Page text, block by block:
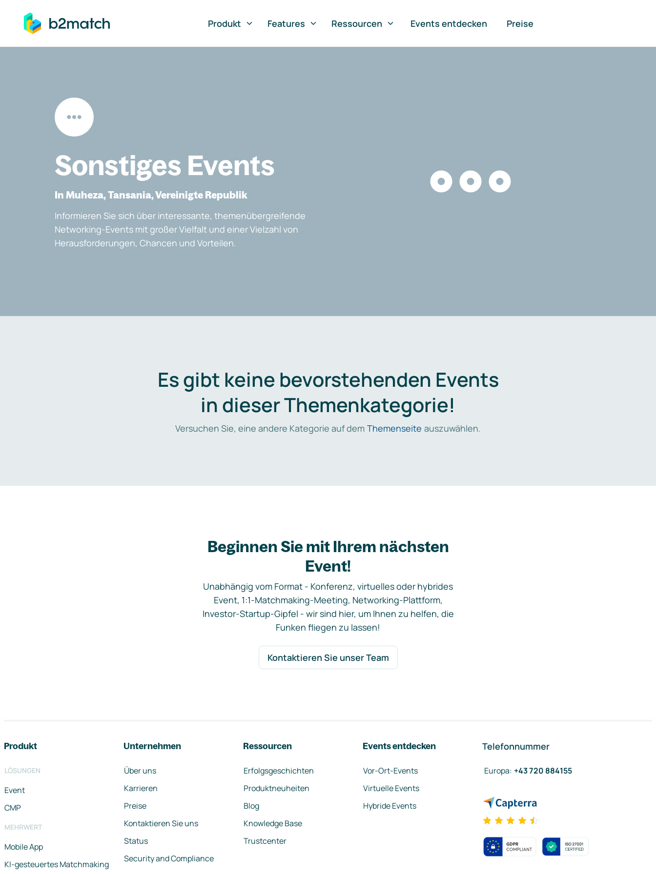
springen
Produkt
Features Ressourcen Events entdecken Preise
Sonstiges Events
In Muheza, Tansania, Vereinigte Republik
Informieren Sie sich über interessante, themenübergreifende
Networking-Events mit großer Vielfalt und einer Vielzahl von
Herausforderungen, Chancen und Vorteilen.
Es gibt keine bevorstehenden Events
in dieser Themenkategorie!
Versuchen Sie, eine andere Kategorie auf dem Themenseite auszuwählen.
Beginnen Sie mit Ihrem nächsten
Event!
Unabhängig vom Format - Konferenz, virtuelles oder hybrides
Event, 1:1-Matchmaking-Meeting, Networking-Plattform,
Investor-Startup-Gipfel - wir sind hier, um Ihnen zu helfen, die
Funken fliegen zu lassen!
Kontaktieren Sie unser Team
Produkt
LÖSUNGEN
Event
CMP
MEHRWERT
Mobile App
KI-gesteuertes Matchmaking
Unternehmen
Über uns
Karrieren
Preise
Kontaktieren Sie uns
Status
Security and Compliance
Ressourcen
Erfolgsgeschichten
Produktneuheiten
Blog
Knowledge Base
Trustcenter
Events entdecken
Vor-Ort-Events
Virtuelle Events
Hybride Events
Telefonnummer
Europa: +43 720 884155